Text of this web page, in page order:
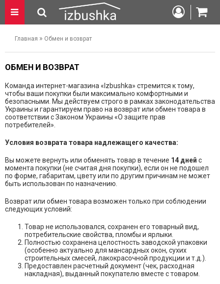
Главная » Обмен и возврат
ОБМЕН И ВОЗВРАТ
Команда интернет-магазина «Izbushka» стремится к тому,
чтобы ваши покупки были максимально комфортными и
безопасными. Мы действуем строго в рамках законодательства
Украины и гарантируем право на возврат или обмен товара в
соответствии с Законом Украины «О защите прав
потребителей».
Условия возврата товара надлежащего качества:
Вы можете вернуть или обменять товар в течение 14 дней с
момента покупки (не считая дня покупки), если он не подошел
по форме, габаритам, цвету или по другим причинам не может
быть использован по назначению.
Возврат или обмен товара возможен только при соблюдении
следующих условий:
Товар не использовался, сохранен его товарный вид,
потребительские свойства, пломбы и ярлыки.
Полностью сохранена целостность заводской упаковки
(особенно актуально для мансардных окон, сухих
строительных смесей, лакокрасочной продукции и т.д.).
Предоставлен расчетный документ (чек, расходная
накладная), выданный покупателю вместе с товаром.